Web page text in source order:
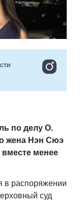
по делу О.
жена Нэн Сюэ
вместе менее
в распоряжении
суд